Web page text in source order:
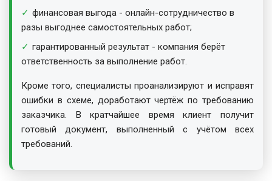
финансовая выгода - онлайн-сотрудничество в
разы выгоднее самостоятельных работ;
гарантированный результат - компания берёт
ответственность за выполнение работ.
Кроме того, специалисты проанализируют и исправят
ошибки в схеме, доработают чертёж по требованию
заказчика. В кратчайшее время клиент получит
готовый документ, выполненный с учётом всех
требований.